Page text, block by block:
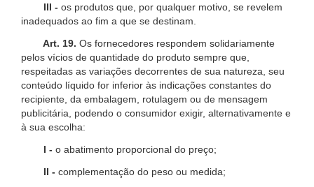
III - os produtos que, por qualquer motivo, se revelem
inadequados ao fim a que se destinam.
Art. 19. Os fornecedores respondem solidariamente
pelos vícios de quantidade do produto sempre que,
respeitadas as variações decorrentes de sua natureza, seu
conteúdo líquido for inferior às indicações constantes do
recipiente, da embalagem, rotulagem ou de mensagem
publicitária, podendo o consumidor exigir, alternativamente e
à sua escolha:
I - o abatimento proporcional do preço;
II - complementação do peso ou medida;